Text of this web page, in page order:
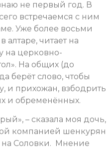
не первый год. В
встречаемся с ним
Уже более восьми
читает на
на церковно-
На общих (до
берёт слово, чтобы
и прихожан, взбодрить
и обременённых.
– сказала моя дочь,
компанией шенкурян
на Соловки. Мнение